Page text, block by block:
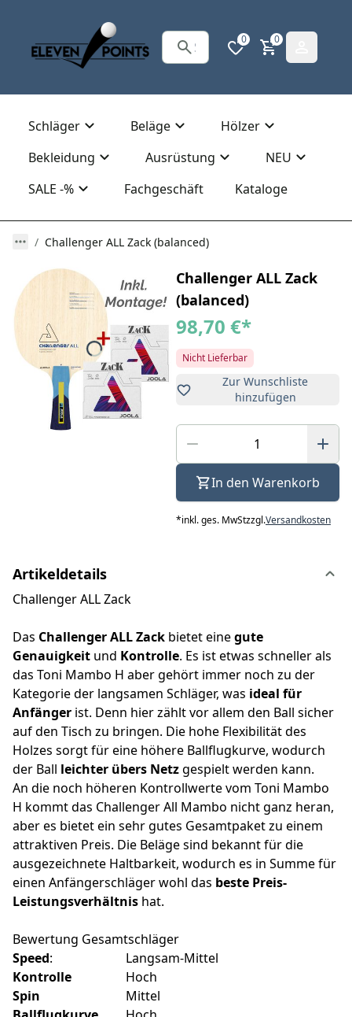
0 0
Schläger Beläge
Hölzer
Bekleidung
Ausrüstung
NEU
SALE -%
Fachgeschäft Kataloge
Challenger ALL Zack (balanced)
Challenger ALL Zack
(balanced)
98,70 €*
Nicht Lieferbar
Zur Wunschliste
hinzufügen
In den Warenkorb
*inkl. ges. MwStzzgl.Versandkosten
Artikeldetails
Challenger ALL Zack
Das Challenger ALL Zack bietet einegute
Genauigkeit und Kontrolle. Es ist etwas schneller als
das Toni Mambo H aber gehört immer noch zu der
Kategorie der langsamen Schläger, was ideal für
Anfänger ist. Denn hier zählt vor allem den Ball sicher
auf den Tisch zu bringen. Die hohe Flexibilität des
Holzes sorgt für eine höhere Ballflugkurve, wodurch
der Ball leichter übers Netzgespielt werden kann.
An die noch höheren Kontrollwerte vom Toni Mambo
H kommt das Challenger All Mambo nicht ganz heran,
aber es bietet ein sehr gutes Gesamtpaket zu einem
attraktiven Preis. Die Beläge sind bekannt für die
ausgezeichnete Haltbarkeit, wodurch es in Summe für
einen Anfängerschläger wohl das beste Preis-
Leistungsverhältnis hat.
Bewertung Gesamtschläger
Speed:
Langsam-Mittel
Kontrolle
Hoch
Spin
Mittel